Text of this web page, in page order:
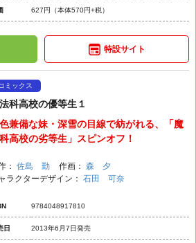
627円 （本体570円+税）
特設サイト
ミックス
科高校の優等生１
兼備な妹・深雪の目線で紡がれる、「魔
高校の劣等生」スピンオフ！
： 佐島 勤 作画： 森 夕
ラクターデザイン： 石田 可奈
9784048917810
日 2013年6月7日発売